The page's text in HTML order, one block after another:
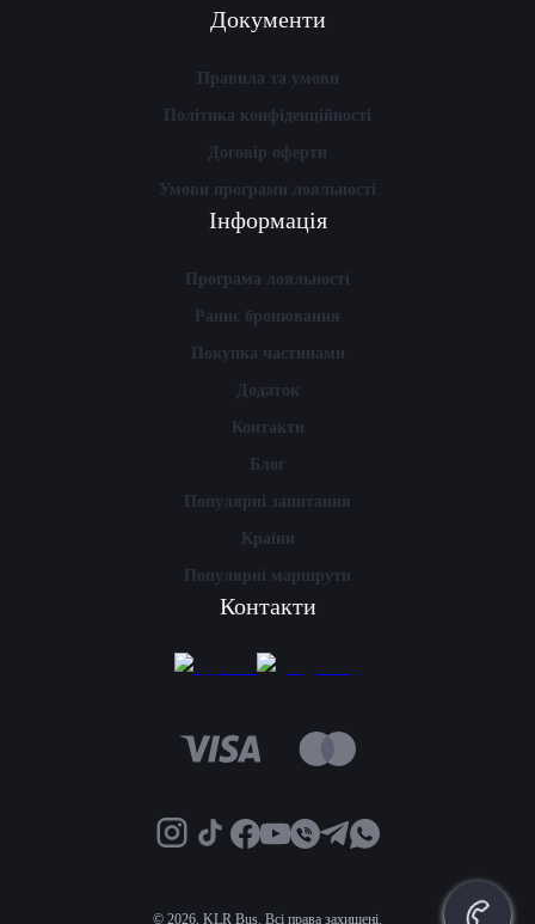
Документи
Правила та умови
Політика конфіденційності
Договір оферти
Умови програми лояльності
Інформація
Програма лояльності
Раннє бронювання
Покупка частинами
Додаток
Контакти
Блог
Популярні запитання
Країни
Популярні маршрути
Контакти
© 2026, KLR Bus. Всі права захищені.